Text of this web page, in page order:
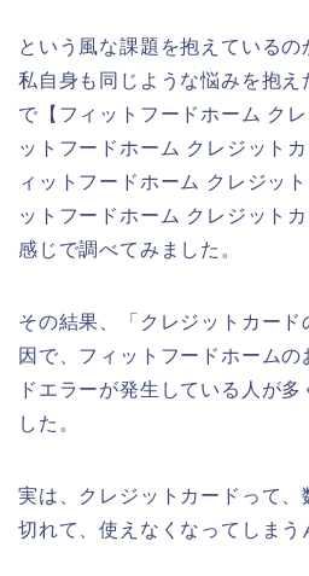
という風な課題を抱えている
私自身も同じような悩みを抱え
で【フィットフードホーム ク
ットフードホーム クレジット
ィットフードホーム クレジッ
ットフードホーム クレジット
感じで調べてみました。
その結果、「クレジットカー
因で、フィットフードホーム
ドエラーが発生している人が多
した。
実は、クレジットカードって
切れて、使えなくなってしまう